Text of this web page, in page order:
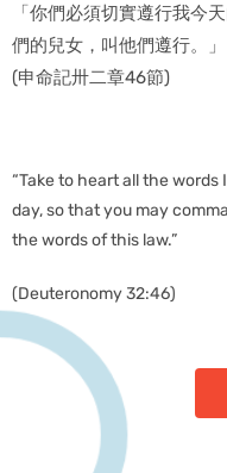
「你們必須切實遵行我今
們的兒女，叫他們遵行。」
(申命記卅二章46節)
“Take to heart all the
day, so that you may
the words of this law.”
(Deuteronomy 32:46)